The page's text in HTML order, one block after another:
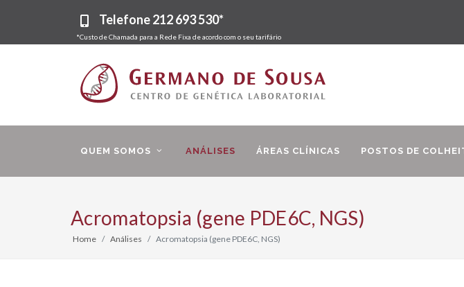
Telefone212 693 530*
*Custo de Chamada para a Rede Fixa de acordo com o seu tarifário
QUEM SOMOS ANÁLISES ÁREAS CLÍNICAS POSTOS DE
Acromatopsia (gene PDE6C, NGS)
Home Análises Acromatopsia (gene PDE6C, NGS)